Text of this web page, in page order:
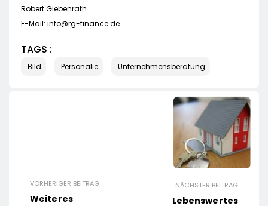
Robert Giebenrath
E-Mail: info@rg-finance.de
TAGS :
Bild Personalie Unternehmensberatung
VORHERIGER BEITRAG
Weiteres
NÄCHSTER BEITRAG
Lebenswertes